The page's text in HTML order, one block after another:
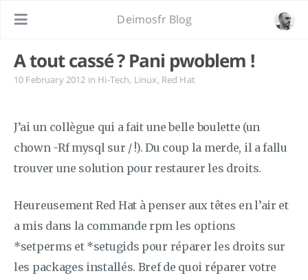
Deimosfr Blog
A tout cassé ? Pani pwoblem !
10 February 2012 in Hi-Tech, Linux, Red Hat
J’ai un collègue qui a fait une belle boulette (un
chown -Rf mysql sur / !). Du coup la merde, il a fallu
trouver une solution pour restaurer les droits.
Heureusement Red Hat à penser aux têtes en l’air et
a mis dans la commande rpm les options
*setperms et *setugids pour réparer les droits sur
les packages installés. Bref de quoi réparer votre